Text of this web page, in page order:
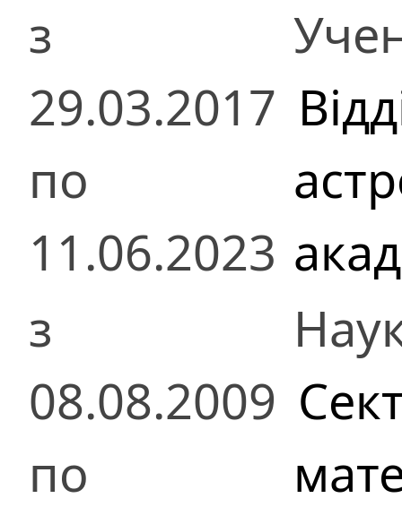
з
29.03.2017
по
11.06.2023
з
08.08.2009
по